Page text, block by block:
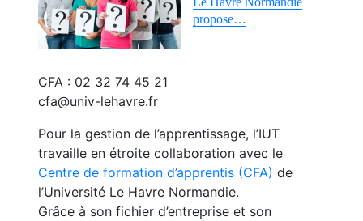
propose…
CFA : 02 32 74 45 21
cfa@univ-lehavre.fr
Pour la gestion de l’apprentissage, l’IUT
travaille en étroite collaboration avec le
Centre de formation d’apprentis (CFA) de
l’Université Le Havre Normandie.
Grâce à son fichier d’entreprise et son